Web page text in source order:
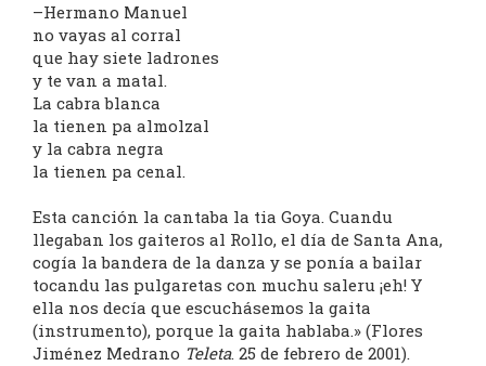
–Hermano Manuel
no vayas al corral
que hay siete ladrones
y te van a matal.
La cabra blanca
la tienen pa almolzal
y la cabra negra
la tienen pa cenal.
Esta canción la cantaba la tia Goya. Cuandu
llegaban los gaiteros al Rollo, el día de Santa Ana,
cogía la bandera de la danza y se ponía a bailar
tocandu las pulgaretas con muchu saleru ¡eh! Y
ella nos decía que escuchásemos la gaita
(instrumento), porque la gaita hablaba.» (Flores
Jiménez Medrano Teleta. 25 de febrero de 2001).